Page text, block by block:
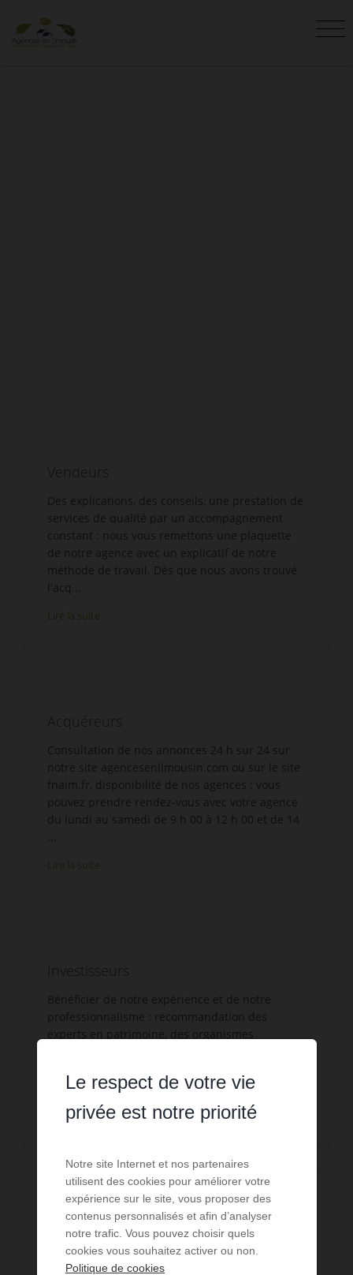
Vendeurs
Des explications, des conseils, une prestation de
services de qualité par un accompagnement
constant : nous vous remettons une plaquette
de notre agence avec un explicatif de notre
méthode de travail. Dès que nous avons trouvé
l'acq...
Lire la suite
Acquéreurs
Consultation de nos annonces 24 h sur 24 sur
notre site agencesenlimousin.com ou sur le site
fnaim.fr, disponibilité de nos agences : vous
pouvez prendre rendez-vous avec votre agence
du lundi au samedi de 9 h 00 à 12 h 00 et de 14
Lire la suite
Investisseurs
Bénéficier de notre expérience et de notre
professionnalisme : recommandation des
experts en patrimoine, des organismes
lundi au samedi de 9 h ...
Lire la suite
Locataires
Venez vous inscrire selon vos envies : par
courrier, par téléphone, par mail ou par fax. Dès
Le respect de votre vie
privée est notre priorité
Notre site Internet et nos partenaires
utilisent des cookies pour améliorer votre
expérience sur le site, vous proposer des
contenus personnalisés et afin d’analyser
notre trafic. Vous pouvez choisir quels
cookies vous souhaitez activer ou non.
Politique de cookies